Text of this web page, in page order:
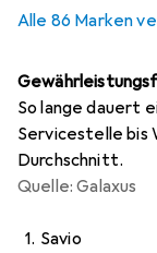
Alle 86 Marken
So lange dauert
Servicestelle bis
Durchschnitt.
Quelle: Galaxus
1. Savio